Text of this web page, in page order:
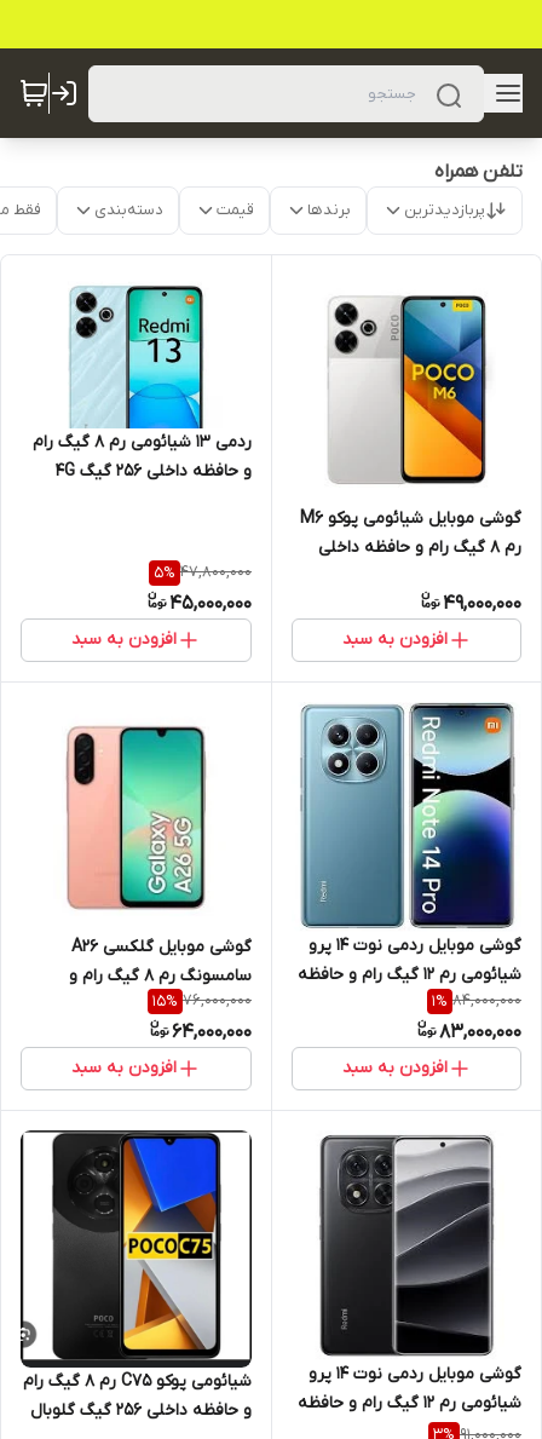
تلفن همراه
پربازدیدترین برندها قیمت دسته‌بندی فقط
گوشی موبایل شیائومی پوکو M6
رم 8 گیگ رام و حافظه داخلی
49,000,000
افزودن به سبد
ردمی 13 شیائومی رم 8 گیگ رام
و حافظه داخلی 256 گیگ 4G
47,800,000
5%
45,000,000
افزودن به سبد
گوشی موبایل ردمی نوت 14 پرو
شیائومی رم 12 گیگ رام و حافظه
داخلی 512 گیگ 4G
84,000,000
1%
83,000,000
افزودن به سبد
گوشی موبایل گلکسی A26
سامسونگ رم 8 گیگ رام و
حافظه داخلی 256 گیگ
76,000,000
15%
64,000,000
افزودن به سبد
گوشی موبایل ردمی نوت 14 پرو
شیائومی رم 12 گیگ رام و حافظه
داخلی 512 گیگ 5G
91,000,000
شیائومی پوکو C75 رم 8 گیگ رام
و حافظه داخلی 256 گیگ گلوبال